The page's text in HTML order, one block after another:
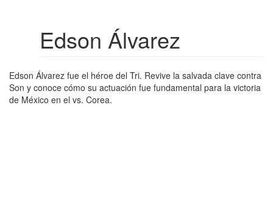
Edson Álvarez
Edson Álvarez fue el héroe del Tri. Revive la salvada clave contra
Son y conoce cómo su actuación fue fundamental para la victoria
de México en el vs. Corea.